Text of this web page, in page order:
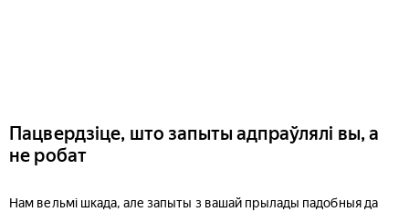
Пацвердзіце, што запыты адпраўлялі вы, а
не робат
Нам вельмі шкада, але запыты з вашай прылады падобныя да